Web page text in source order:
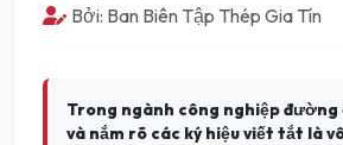
Bởi: Ban Biên Tập Thép Gia Tín
Trong ngành công nghiệp đường
và nắm rõ các ký hiệu viết tắt là